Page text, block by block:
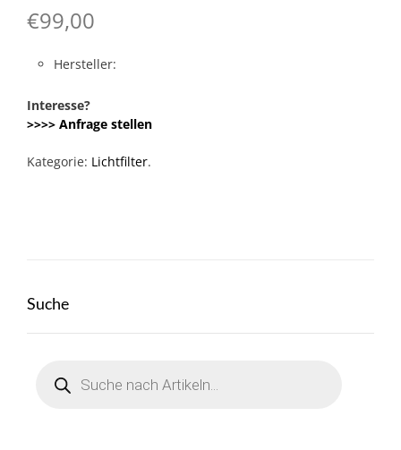
€99,00
Hersteller:
Interesse?
>>>> Anfrage stellen
Kategorie: Lichtfilter.
Suche
search